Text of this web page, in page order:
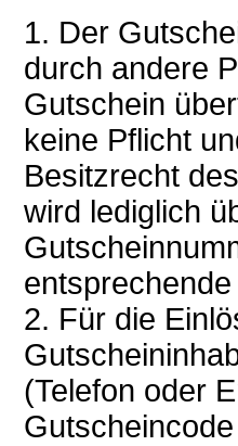
1. Der
durch andere
Gutschein
keine Pflicht
Besitzrecht
wird lediglich
2. Für die
(Telefon oder